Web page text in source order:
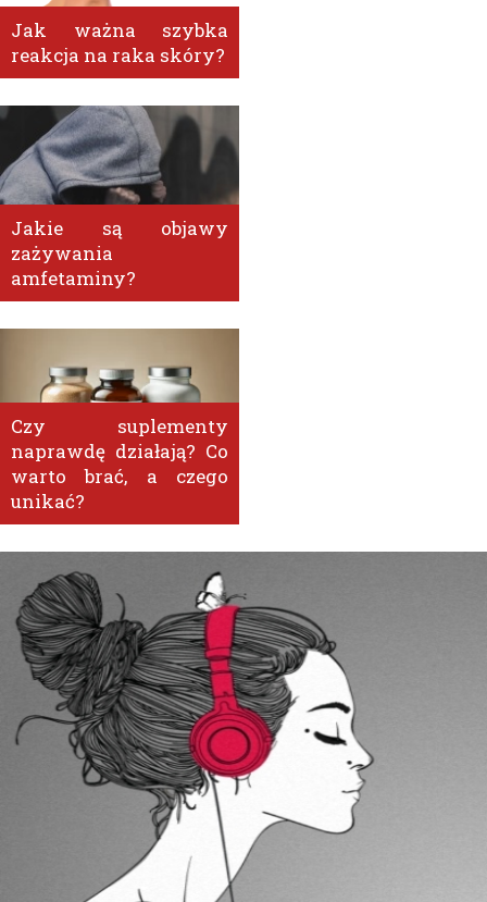
Jak ważna szybka
reakcja na raka skóry?
Jakie są objawy
zażywania
amfetaminy?
Czy suplementy
naprawdę działają? Co
warto brać, a czego
unikać?